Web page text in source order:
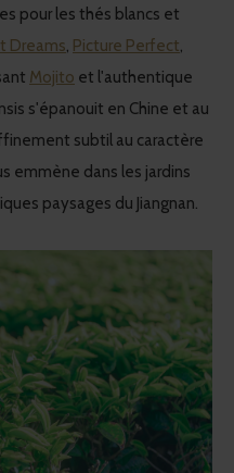
pour les thés blancs et
Dreams, Picture Perfect,
Mojito et l'authentique
s'épanouit en Chine et au
subtil au caractère
emmène dans les jardins
paysages du Jiangnan.